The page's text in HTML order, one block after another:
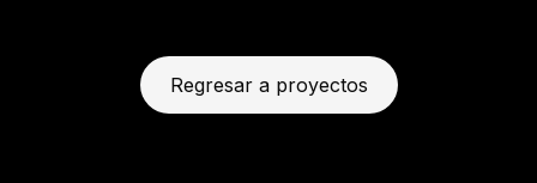
Regresar a proyectos